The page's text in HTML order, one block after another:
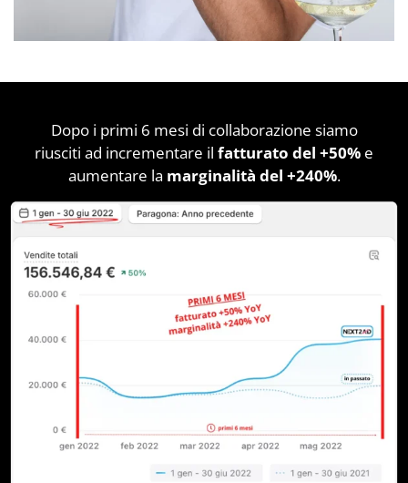
Dopo i primi 6 mesi di collaborazione siamo
riusciti ad incrementare il fatturato del +50% e
aumentare la marginalità del +240%.